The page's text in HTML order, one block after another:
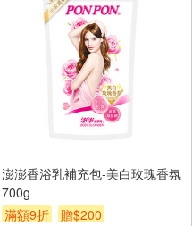
澎澎香浴乳補充包-美白玫瑰香氛
700g
滿額9折
贈$200